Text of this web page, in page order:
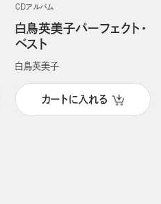
CDアルバム
白鳥英美子パーフェクト・
ベスト
白鳥英美子
カートに入れる